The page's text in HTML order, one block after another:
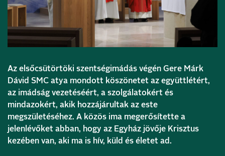
Az elsőcsütörtöki szentségimádás végén Gere Márk
Dávid SMC atya mondott köszönetet az együttlétért,
az imádság vezetéséért, a szolgálatokért és
mindazokért, akik hozzájárultak az este
megszületéséhez. A közös ima megerősítette a
jelenlévőket abban, hogy az Egyház jövője Krisztus
kezében van, aki ma is hív, küld és életet ad.